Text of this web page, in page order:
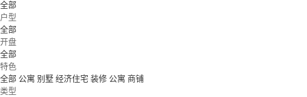
全部
户型
全部
开盘
全部
特色
全部 公寓 别墅 经济住宅 装修 公寓 商铺
类型